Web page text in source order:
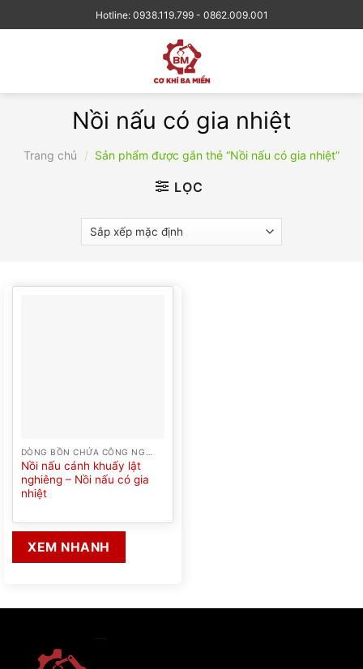
to
Hotline: 0938.119.799 - 0862.009.001
Nồi nấu có gia nhiệt
Trang chủ / Sản phẩm được gắn thẻ “Nồi nấu có gia nhiệt”
LỌC
Nồi nấu cánh khuấy lật
nghiêng – Nồi nấu có gia
nhiệt
XEM NHANH